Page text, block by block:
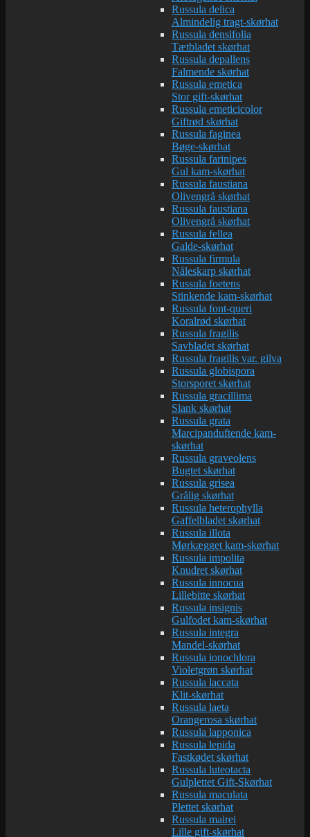
Russula delica
Almindelig tragt-skørhat
Russula densifolia
Tætbladet skørhat
Russula depallens
Falmende skørhat
Russula emetica
Stor gift-skørhat
Russula emeticicolor
Giftrød skørhat
Russula faginea
Bøge-skørhat
Russula farinipes
Gul kam-skørhat
Russula faustiana
Olivengrå skørhat
Russula faustiana
Olivengrå skørhat
Russula fellea
Galde-skørhat
Russula firmula
Nåleskarp skørhat
Russula foetens
Stinkende kam-skørhat
Russula font-queri
Koralrød skørhat
Russula fragilis
Savbladet skørhat
Russula fragilis var. gilva
Russula globispora
Storsporet skørhat
Russula gracillima
Slank skørhat
Russula grata
Marcipanduftende kam-
skørhat
Russula graveolens
Bugtet skørhat
Russula grisea
Grålig skørhat
Russula heterophylla
Gaffelbladet skørhat
Russula illota
Mørkægget kam-skørhat
Russula impolita
Knudret skørhat
Russula innocua
Lillebitte skørhat
Russula insignis
Gulfodet kam-skørhat
Russula integra
Mandel-skørhat
Russula ionochlora
Violetgrøn skørhat
Russula laccata
Klit-skørhat
Russula laeta
Orangerosa skørhat
Russula lapponica
Russula lepida
Fastkødet skørhat
Russula luteotacta
Gulplettet Gift-Skørhat
Russula maculata
Plettet skørhat
Russula mairei
Lille gift-skørhat